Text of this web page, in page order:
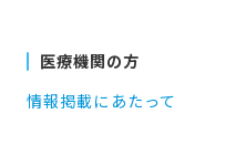
医療機関の方
情報掲載にあたって